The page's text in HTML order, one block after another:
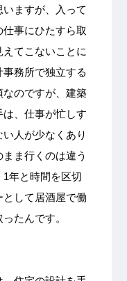
ますが、入って
事にひたすら取
てこないことに
務所で独立する
のですが、建築
、仕事が忙しす
人が少なくあり
ま行くのは違う
年と時間を区切
として居酒屋で働
たんです。